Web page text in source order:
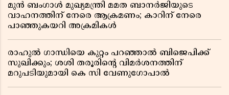
മുൻ ബംഗാൾ മുഖ്യമന്ത്രി മമത ബാനർജിയുടെ
വാഹനത്തിന് നേരെ ആക്രമണം; കാറിന് നേരെ
പാഞ്ഞുകയറി അക്രമികൾ
രാഹുൽ ഗാന്ധിയെ കുറ്റം പറഞ്ഞാൽ ബിജെപിക്ക്
സുഖിക്കും; ശശി തരൂരിന്റെ വിമർശനത്തിന്
മറുപടിയുമായി കെ സി വേണുഗോപാൽ